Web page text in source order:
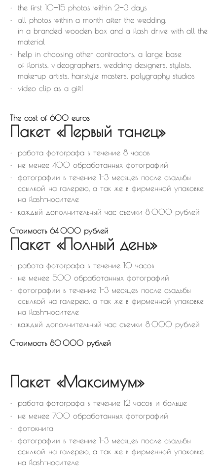
the first 10−15 photos within 2−3 days
all photos within a month after the wedding,
in a branded wooden box and a flash drive with all the
material
help in choosing other contractors, a large base
of florists, videographers, wedding designers, stylists,
make-up artists, hairstyle masters, polygraphy studios
video clip as a gift!
The cost of 600 euros
Пакет «Первый танец»
работа фотографа в течение 8 часов
не менее 400 обработанных фотографий
фотографии в течение 1-3 месяцев после свадьбы
ссылкой на галерею, а так же в фирменной упаковке
на flash-носителе
каждый дополнительный час съемки 8 000 рублей
Стоимость 64 000 рублей
Пакет «Полный день»
работа фотографа в течение 10 часов
не менее 500 обработанных фотографий
фотографии в течение 1-3 месяцев после свадьбы
ссылкой на галерею, а так же в фирменной упаковке
на flash-носителе
каждый дополнительный час съемки 8 000 рублей
Стоимость 80 000 рублей
Пакет «Максимум»
работа фотографа в течение 12 часов и больше
не менее 700 обработанных фотографий
фотокнига
фотографии в течение 1-3 месяцев после свадьбы
ссылкой на галерею, а так же в фирменной упаковке
на flash-носителе